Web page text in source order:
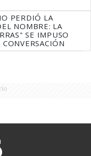
PERDIÓ LA
NOMBRE: LA
SE IMPUSO